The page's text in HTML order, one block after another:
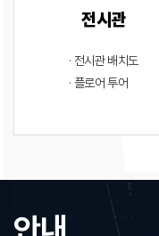
전시관
· 전시관 배치도
· 플로어 투어